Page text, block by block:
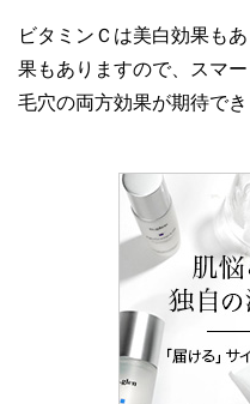
ビタミンＣは美白効果も
果もありますので、スマ
毛穴の両方効果が期待でき